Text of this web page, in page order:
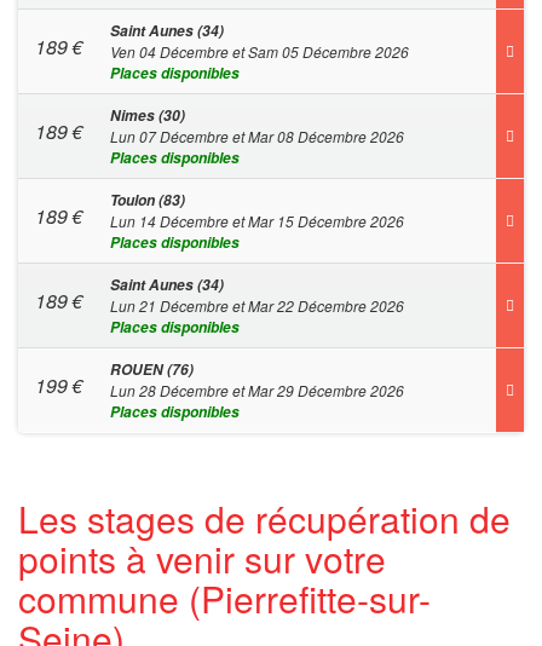
189€
Saint Aunes (34)
Ven 04 Décembre et Sam 05 Décembre 2026
Places disponibles
189€
Nimes (30)
Lun 07 Décembre et Mar 08 Décembre 2026
Places disponibles
189€
Toulon (83)
Lun 14 Décembre et Mar 15 Décembre 2026
Places disponibles
189€
Saint Aunes (34)
Lun 21 Décembre et Mar 22 Décembre 2026
Places disponibles
199€
ROUEN (76)
Lun 28 Décembre et Mar 29 Décembre 2026
Places disponibles
Les stages de récupération de
points à venir sur votre
commune (Pierrefitte-sur-